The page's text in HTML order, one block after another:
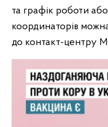
та графік роботи
координаторів
до контакт-центру